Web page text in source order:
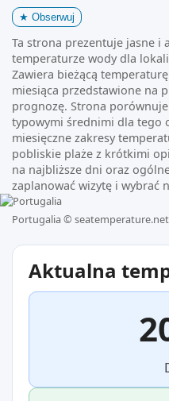
★ Obserwuj
Ta strona prezentuje jasne i
temperaturze wody dla
Zawiera bieżącą
miesiąca przedstawione na
prognozę. Strona
typowymi średnimi dla tego
miesięczne zakresy
pobliskie plaże z krótkimi
na najbliższe dni oraz
zaplanować wizytę i wybrać
Portugalia © seatemperature.net
Aktualna